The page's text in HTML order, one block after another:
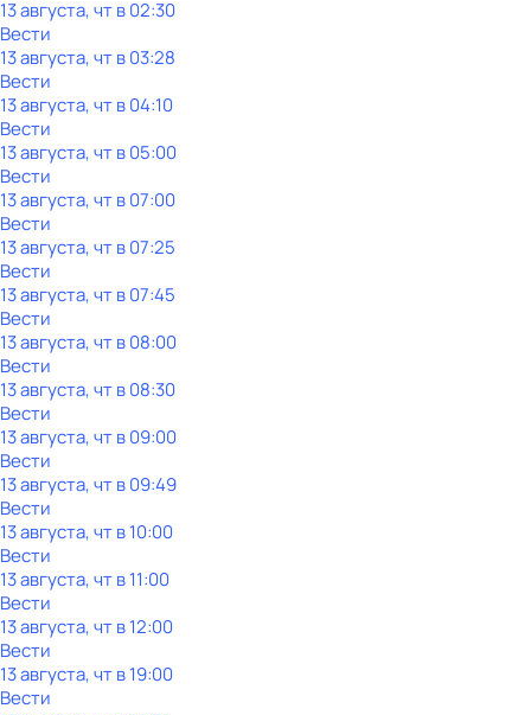
13 августа, чт в 02:30
Вести
13 августа, чт в 03:28
Вести
13 августа, чт в 04:10
Вести
13 августа, чт в 05:00
Вести
13 августа, чт в 07:00
Вести
13 августа, чт в 07:25
Вести
13 августа, чт в 07:45
Вести
13 августа, чт в 08:00
Вести
13 августа, чт в 08:30
Вести
13 августа, чт в 09:00
Вести
13 августа, чт в 09:49
Вести
13 августа, чт в 10:00
Вести
13 августа, чт в 11:00
Вести
13 августа, чт в 12:00
Вести
13 августа, чт в 19:00
Вести